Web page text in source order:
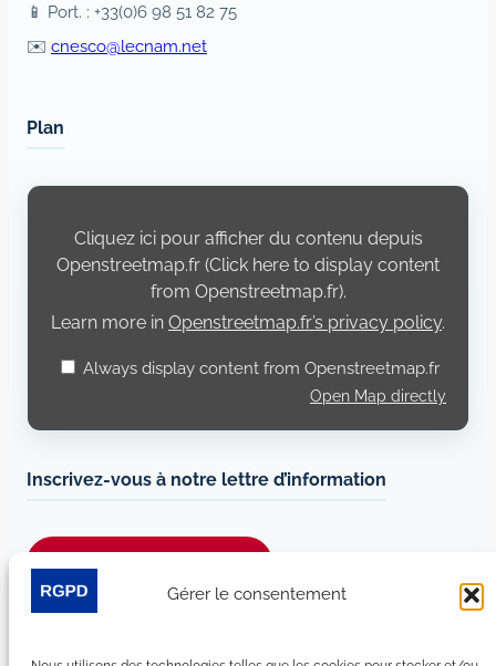
Gérer le consentement
📱 Port. : +33(0)6 98 51 82 75
✉️ cnesco@lecnam.net
Plan
Display
Openstreetmap.fr
Cliquez ici pour afficher du contenu depuis
Openstreetmap.fr (Click here to display content
from Openstreetmap.fr).
Learn more in Openstreetmap.fr’s privacy policy.
Always display content from Openstreetmap.fr
Open Map directly
Inscrivez-vous à notre lettre d’information